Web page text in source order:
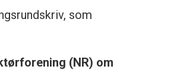
som
(NR) om